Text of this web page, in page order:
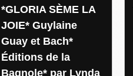
*GLORIA SÈME LA
JOIE* Guylaine
Guay et Bach*
Éditions de la
Bagnole* par Lynda